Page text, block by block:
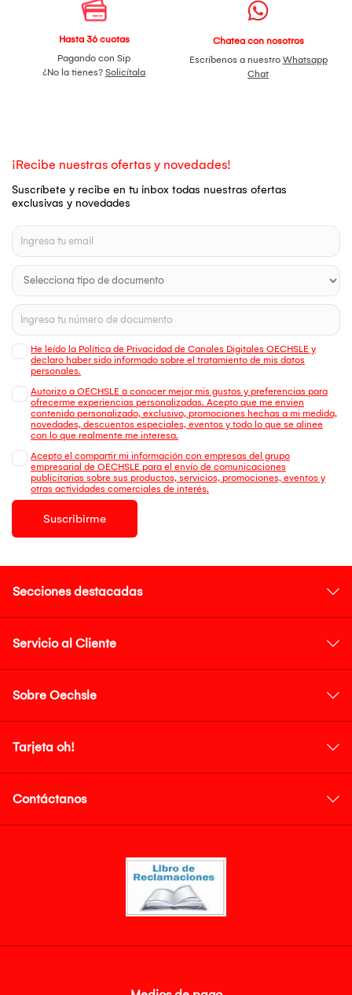
Hasta 36 cuotas
Pagando con Sip
¿No la tienes? Solicítala
Chatea con nosotros
Escríbenos a nuestro Whatsapp
Chat
¡Recibe nuestras ofertas y novedades!
Suscríbete y recibe en tu inbox todas nuestras ofertas
exclusivas y novedades
He leído la Política de Privacidad de Canales Digitales OECHSLE y
declaro haber sido informado sobre el tratamiento de mis datos
personales.
Autorizo a OECHSLE a conocer mejor mis gustos y preferencias para
ofrecerme experiencias personalizadas. Acepto que me envien
contenido personalizado, exclusivo, promociones hechas a mi medida,
novedades, descuentos especiales, eventos y todo lo que se alinee
con lo que realmente me interesa.
Acepto el compartir mi información con empresas del grupo
empresarial de OECHSLE para el envío de comunicaciones
publicitarias sobre sus productos, servicios, promociones, eventos y
otras actividades comerciales de interés.
Suscribirme
Secciones destacadas
Servicio al Cliente
Sobre Oechsle
Tarjeta oh!
Contáctanos